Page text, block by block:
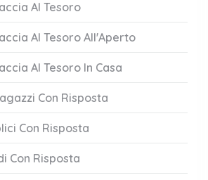
Al Tesoro
Al Tesoro All'Aperto
Al Tesoro In Casa
Con Risposta
Con Risposta
Con Risposta